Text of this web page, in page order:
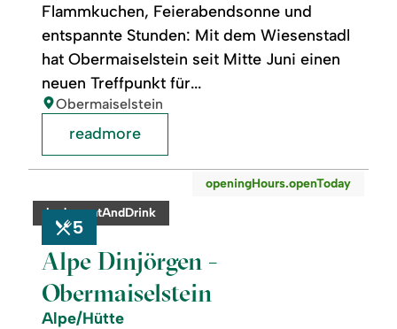
Flammkuchen, Feierabendsonne und
entspannte Stunden: Mit dem Wiesenstadl
hat Obermaiselstein seit Mitte Juni einen
neuen Treffpunkt für...
location:
Obermaiselstein
readmore
category:
badge.eatAndDrink
openingHours.openToday
5
Alpe Dinjörgen -
Obermaiselstein
Alpe/Hütte
readmore:
Dinjörgen
Obermaiselstein